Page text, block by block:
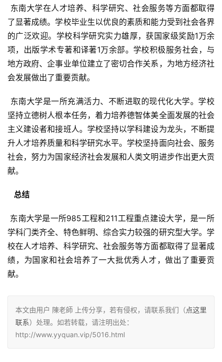
了显著成绩。学校毕业生以优良的素质和能力受到社会各界
的广泛欢迎。学校科学研究实力雄厚，获国家级奖励1万余
项，出版学术专著和译著1万余部。学校积极服务社会，与
地方政府、企事业单位建立了密切合作关系，为地方经济社
会发展做出了重要贡献。
坚持立德树人根本任务，着力培养德智体美全面发展的社会
主义建设者和接班人。学校坚持以学科建设为龙头，不断提
升人才培养质量和科学研究水平。学校坚持面向社会、服务
社会，努力为国家经济社会发展和人类文明进步作出更大贡
献。
  总结
学科门类齐全、特色鲜明、综合实力较强的研究型大学。学
校在人才培养、科学研究、社会服务等方面都取得了显著成
绩，为国家和社会培养了一大批优秀人才，做出了重要贡
献。
本文由用户 陳老師 上传分享，若有侵权，请联系我们（点这里
联系）处理。如若转载，请注明出处：
http://www.yyquan.vip/5016.html